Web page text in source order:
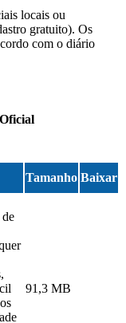
locais ou
gratuito). Os
com o diário
Tamanho Baixar
91,3 MB